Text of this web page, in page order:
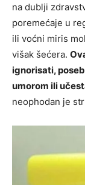
na dublji
poremećaje u
ili voćni miris
višak šećera.
ignorisati,
umorom ili
neophodan je